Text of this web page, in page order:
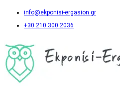
info@ekponisi-ergasion.gr
+30 210 300 2036